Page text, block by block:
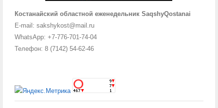
Костанайский областной еженедельник SaqshyQostanai
E-mail: sakshykost@mail.ru
WhatsApp: +7-776-701-74-04
Телефон: 8 (7142) 54-62-46